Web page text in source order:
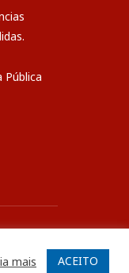
Pública
mais ACEITO